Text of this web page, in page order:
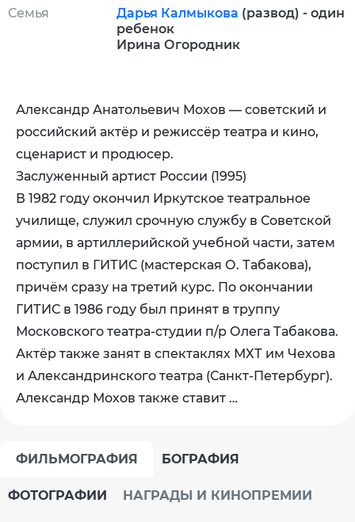
Семья
Дарья Калмыкова (развод) - один
ребенок
Ирина Огородник
Александр Анатольевич Мохов — советский и
российский актёр и режиссёр театра и кино,
сценарист и продюсер.
Заслуженный артист России (1995)
В 1982 году окончил Иркутское театральное
училище, служил срочную службу в Советской
армии, в артиллерийской учебной части, затем
поступил в ГИТИС (мастерская О. Табакова),
причём сразу на третий курс. По окончании
ГИТИС в 1986 году был принят в труппу
Московского театра-студии п/р Олега Табакова.
Актёр также занят в спектаклях МХТ им Чехова
и Александринского театра (Санкт-Петербург).
Александр Мохов также ставит …
ФИЛЬМОГРАФИЯ БОГРАФИЯ
ФОТОГРАФИИ НАГРАДЫ И КИНОПРЕМИИ